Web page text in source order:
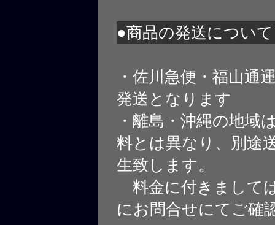
●商品の発送について
・佐川急便・福山通
発送となります
・離島・沖縄の地域
料とは異なり、別途
生致します。
料金に付きまして
にお問合せにてご確